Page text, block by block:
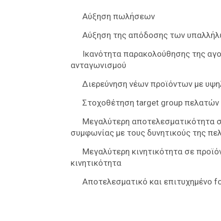
Αύξηση πωλήσεων
Αύξηση της απόδοσης των
Ικανότητα παρακολούθησης της
ανταγωνισμού
Διερεύνηση νέων προϊόντων με
Στοχοθέτηση target group πελατών
Μεγαλύτερη αποτελεσματικότητα
συμφωνίας με τους δυνητικούς της
Μεγαλύτερη κινητικότητα σε
κινητικότητα
Αποτελεσματικό και επιτυχημένο